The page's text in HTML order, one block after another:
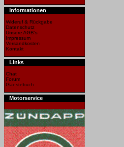
Informationen
Wideruf & Rückgabe
Datenschutz
Unsere AGB's
Impressum
Versandkosten
Kontakt
Links
Chat
Forum
Gaestebuch
Motorservice